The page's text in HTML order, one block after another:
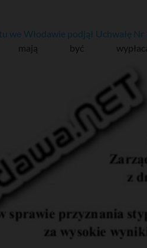
we Włodawie podjął Uchwałę
mają